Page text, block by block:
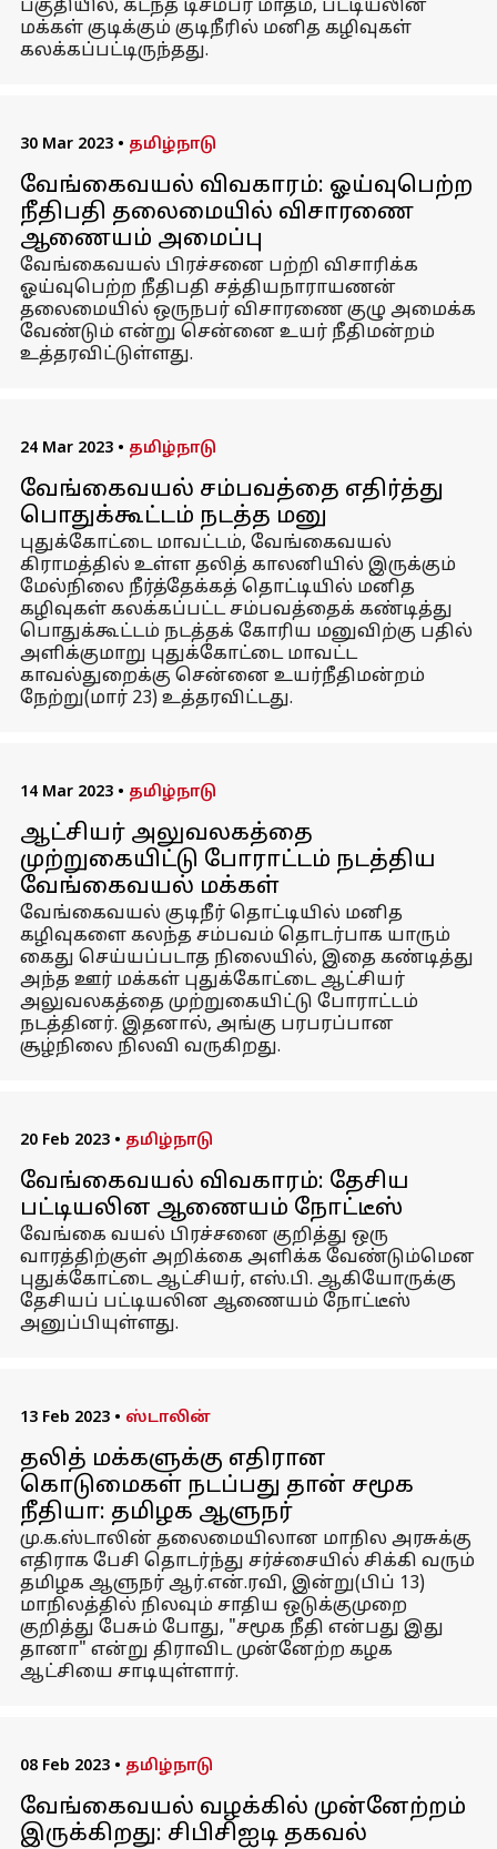
பகுதியில், கடந்த டிசம்பர் மாதம், பட்டியலின
மக்கள் குடிக்கும் குடிநீரில் மனித கழிவுகள்
கலக்கப்பட்டிருந்தது.
30 Mar 2023 • தமிழ்நாடு
வேங்கைவயல் விவகாரம்: ஓய்வுபெற்ற
நீதிபதி தலைமையில் விசாரணை
ஆணையம் அமைப்பு
வேங்கைவயல் பிரச்சனை பற்றி விசாரிக்க
ஓய்வுபெற்ற நீதிபதி சத்தியநாராயணன்
தலைமையில் ஒருநபர் விசாரணை குழு அமைக்க
வேண்டும் என்று சென்னை உயர் நீதிமன்றம்
உத்தரவிட்டுள்ளது.
24 Mar 2023 • தமிழ்நாடு
வேங்கைவயல் சம்பவத்தை எதிர்த்து
பொதுக்கூட்டம் நடத்த மனு
புதுக்கோட்டை மாவட்டம், வேங்கைவயல்
கிராமத்தில் உள்ள தலித் காலனியில் இருக்கும்
மேல்நிலை நீர்த்தேக்கத் தொட்டியில் மனித
கழிவுகள் கலக்கப்பட்ட சம்பவத்தைக் கண்டித்து
பொதுக்கூட்டம் நடத்தக் கோரிய மனுவிற்கு பதில்
அளிக்குமாறு புதுக்கோட்டை மாவட்ட
காவல்துறைக்கு சென்னை உயர்நீதிமன்றம்
நேற்று(மார் 23) உத்தரவிட்டது.
14 Mar 2023 • தமிழ்நாடு
ஆட்சியர் அலுவலகத்தை
முற்றுகையிட்டு போராட்டம் நடத்திய
வேங்கைவயல் மக்கள்
வேங்கைவயல் குடிநீர் தொட்டியில் மனித
கழிவுகளை கலந்த சம்பவம் தொடர்பாக யாரும்
கைது செய்யப்படாத நிலையில், இதை கண்டித்து
அந்த ஊர் மக்கள் புதுக்கோட்டை ஆட்சியர்
அலுவலகத்தை முற்றுகையிட்டு போராட்டம்
நடத்தினர். இதனால், அங்கு பரபரப்பான
சூழ்நிலை நிலவி வருகிறது.
20 Feb 2023 • தமிழ்நாடு
வேங்கைவயல் விவகாரம்: தேசிய
பட்டியலின ஆணையம் நோட்டீஸ்
வேங்கை வயல் பிரச்சனை குறித்து ஒரு
வாரத்திற்குள் அறிக்கை அளிக்க வேண்டும்மென
புதுக்கோட்டை ஆட்சியர், எஸ்.பி. ஆகியோருக்கு
தேசியப் பட்டியலின ஆணையம் நோட்டீஸ்
அனுப்பியுள்ளது.
13 Feb 2023 • ஸ்டாலின்
தலித் மக்களுக்கு எதிரான
கொடுமைகள் நடப்பது தான் சமூக
நீதியா: தமிழக ஆளுநர்
மு.க.ஸ்டாலின் தலைமையிலான மாநில அரசுக்கு
எதிராக பேசி தொடர்ந்து சர்ச்சையில் சிக்கி வரும்
தமிழக ஆளுநர் ஆர்.என்.ரவி, இன்று(பிப் 13)
மாநிலத்தில் நிலவும் சாதிய ஒடுக்குமுறை
குறித்து பேசும் போது, "சமூக நீதி என்பது இது
தானா" என்று திராவிட முன்னேற்ற கழக
ஆட்சியை சாடியுள்ளார்.
08 Feb 2023 • தமிழ்நாடு
வேங்கைவயல் வழக்கில் முன்னேற்றம்
இருக்கிறது: சிபிசிஐடி தகவல்